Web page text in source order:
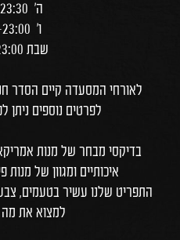
ה' 12:00-23:30
ו' 09:00-23:00
שבת 09:00-23:00
לאורחי המסעדה קיים הסדר
לפרטים נוספים ניתן
בדיקסי מבחר של מנות
איכותיים ומגוון של
התפריט שלנו עשיר בטעמים,
למצוא את